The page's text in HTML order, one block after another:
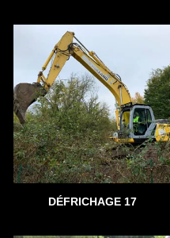
DÉFRICHAGE 17